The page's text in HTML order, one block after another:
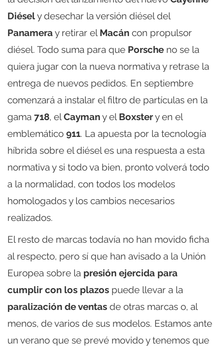
Diésely desechar la versión diésel del
Panameray retirar el Macán con propulsor
diésel. Todo suma para que Porsche no se la
quiera jugar con la nueva normativa y retrase la
entrega de nuevos pedidos. En septiembre
comenzará a instalar el filtro de partículas en la
gama 718, elCaymany el Boxstery en el
emblemático 911. La apuesta por la tecnología
híbrida sobre el diésel es una respuesta a esta
normativa y si todo va bien, pronto volverá todo
a la normalidad, con todos los modelos
homologados y los cambios necesarios
realizados.
El resto de marcas todavía no han movido ficha
al respecto, pero sí que han avisado a la Unión
Europea sobre la presión ejercida para
cumplir con los plazos puede llevar a la
paralización de ventas de otras marcas o, al
menos, de varios de sus modelos. Estamos ante
un verano que se prevé movido y tenemos que